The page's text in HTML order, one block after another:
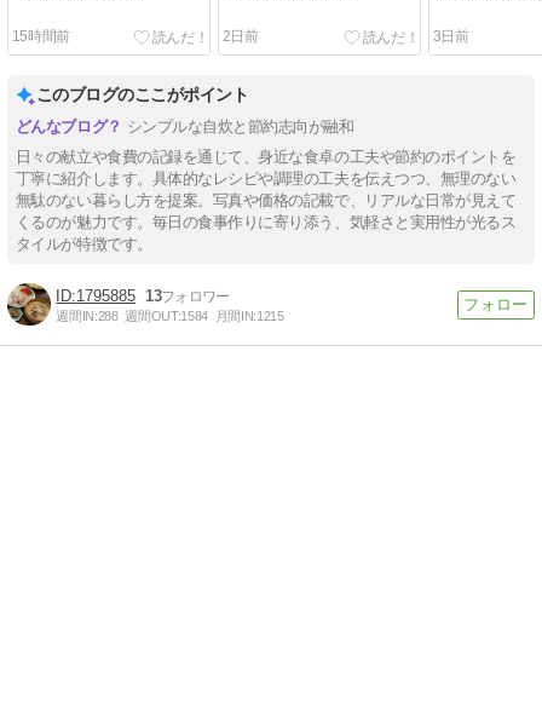
15時間前 2日前 3日前
このブログのここがポイント
シンプルな自炊と節約志向が融和
日々の献立や食費の記録を通じて、身近な食卓の工夫や節約のポイントを
丁寧に紹介します。具体的なレシピや調理の工夫を伝えつつ、無理のない
無駄のない暮らし方を提案。写真や価格の記載で、リアルな日常が見えて
くるのが魅力です。毎日の食事作りに寄り添う、気軽さと実用性が光るス
タイルが特徴です。
1795885 13
週間IN:288 週間OUT:1584 月間IN:1215